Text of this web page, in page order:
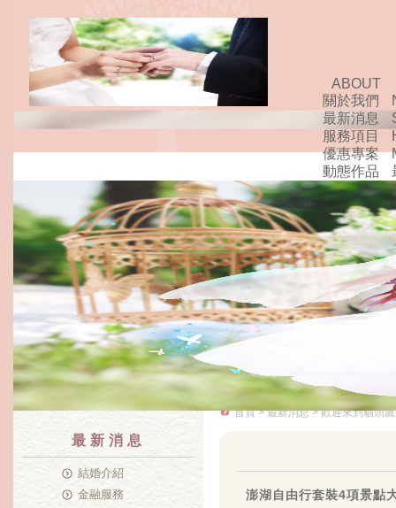
ABOUT
關於我們
最新消息
服務項目
優惠專案
動態作品
最新消息
結婚介紹
金融服務
首頁>最新消息> 歡迎來到貓頭
澎湖自由行套裝4項景點